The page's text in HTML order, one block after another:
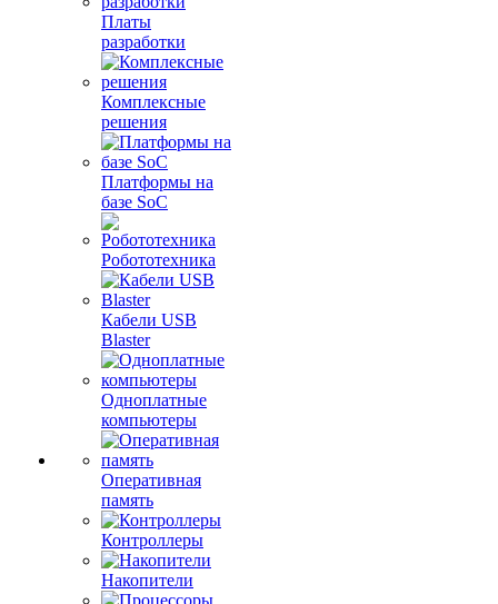
Платы
разработки
Комплексные
решения
Платформы на
базе SoC
Робототехника
Кабели USB
Blaster
Одноплатные
компьютеры
Оперативная
память
Контроллеры
Накопители